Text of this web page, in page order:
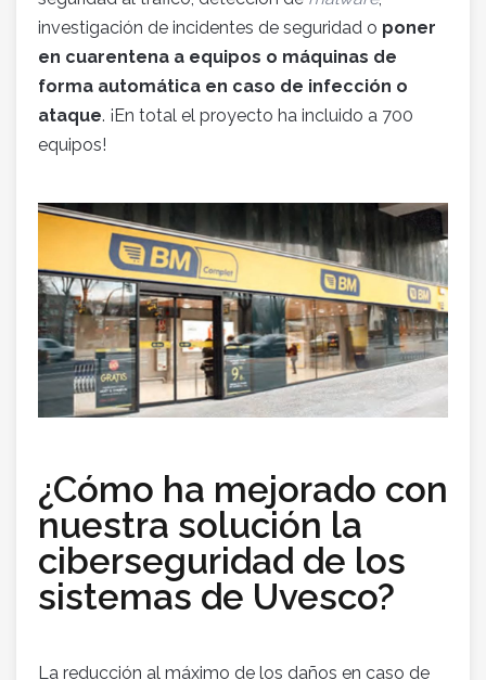
investigación de incidentes de seguridad o poner
en cuarentena a equipos o máquinas de
forma automática en caso de infección o
ataque. ¡En total el proyecto ha incluido a 700
equipos!
¿Cómo ha mejorado con
nuestra solución la
ciberseguridad de los
sistemas de Uvesco?
La reducción al máximo de los daños en caso de